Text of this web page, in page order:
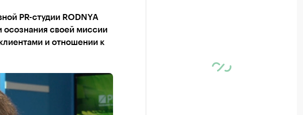
PR-студии RODNYA
осознания своей миссии
и отношении к